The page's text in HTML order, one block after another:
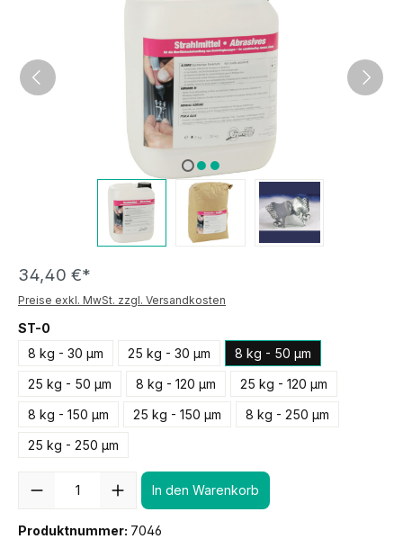
34,40 €*
Preise exkl. MwSt. zzgl. Versandkosten
ST-0
8 kg - 30 µm
25 kg - 30 µm
8 kg - 50 µm
25 kg - 50 µm
8 kg - 120 µm
25 kg - 120 µm
8 kg - 150 µm
25 kg - 150 µm
8 kg - 250 µm
25 kg - 250 µm
In den Warenkorb
Produktnummer: 7046